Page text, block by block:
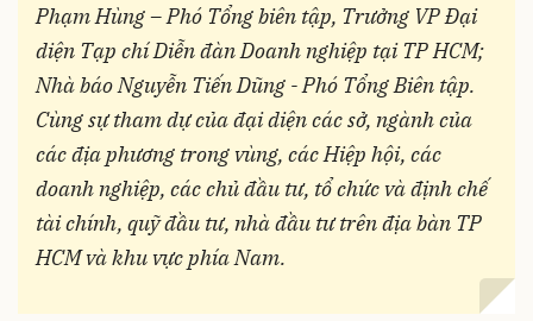
Phạm Hùng – Phó Tổng biên tập, Trưởng VP Đại
diện Tạp chí Diễn đàn Doanh nghiệp tại TP HCM;
Nhà báo Nguyễn Tiến Dũng - Phó Tổng Biên tập.
Cùng sự tham dự của đại diện các sở, ngành của
các địa phương trong vùng, các Hiệp hội, các
doanh nghiệp, các chủ đầu tư, tổ chức và định chế
tài chính, quỹ đầu tư, nhà đầu tư trên địa bàn TP
HCM và khu vực phía Nam.